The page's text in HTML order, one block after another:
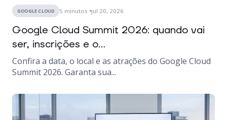
GOOGLE CLOUD 5 minutos jul 20, 2026
Google Cloud Summit 2026: quando vai
ser, inscrições e o...
Confira a data, o local e as atrações do Google Cloud
Summit 2026. Garanta sua...